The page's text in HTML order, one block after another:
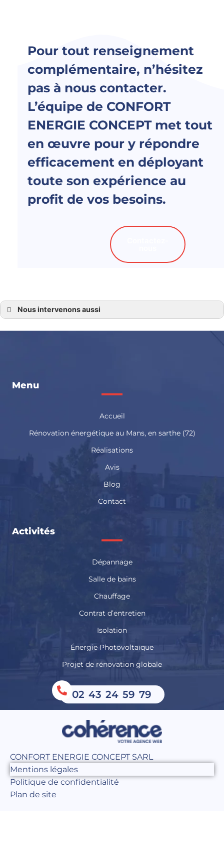
Pour tout renseignement
complémentaire, n’hésitez
pas à nous contacter.
L’équipe de CONFORT
ENERGIE CONCEPT met tout
en œuvre pour y répondre
efficacement en déployant
toute son expérience au
profit de vos besoins.
Nous intervenons aussi
Aménagement de salle de bain Saint Calais
Aménagement de salle de bain Sillé le Guillaume
Menu
Accueil
Rénovation énergétique au Mans, en sarthe (72)
Réalisations
Avis
Blog
Contact
Activités
Dépannage
Salle de bains
Chauffage
Contrat d’entretien
Isolation
Énergie Photovoltaïque
Projet de rénovation globale
02 43 24 59 79
CONFORT ENERGIE CONCEPT SARL
Mentions légales
Politique de confidentialité
Plan de site